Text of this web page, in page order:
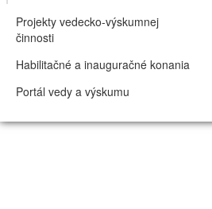
Projekty vedecko-výskumnej
činnosti
Habilitačné a inauguračné konania
Portál vedy a výskumu